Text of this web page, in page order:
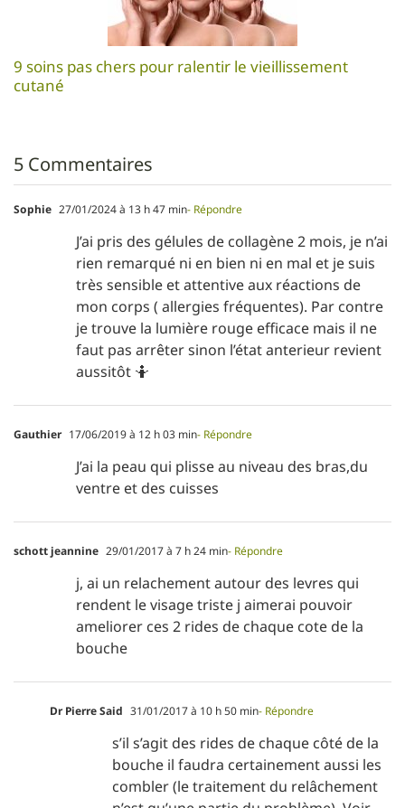
9 soins pas chers pour ralentir le vieillissement
cutané
5 Commentaires
Sophie 27/01/2024 à 13 h 47 min- Répondre
J’ai pris des gélules de collagène 2 mois, je n’ai
rien remarqué ni en bien ni en mal et je suis
très sensible et attentive aux réactions de
mon corps ( allergies fréquentes). Par contre
je trouve la lumière rouge efficace mais il ne
faut pas arrêter sinon l’état anterieur revient
aussitôt 🤷
Gauthier 17/06/2019 à 12 h 03 min- Répondre
J’ai la peau qui plisse au niveau des bras,du
ventre et des cuisses
schott jeannine 29/01/2017 à 7 h 24 min- Répondre
j, ai un relachement autour des levres qui
rendent le visage triste j aimerai pouvoir
ameliorer ces 2 rides de chaque cote de la
bouche
Dr Pierre Said 31/01/2017 à 10 h 50 min- Répondre
s’il s’agit des rides de chaque côté de la
bouche il faudra certainement aussi les
combler (le traitement du relâchement